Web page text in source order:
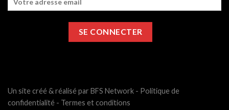
Un site créé & réalisé par BFS Network - Politique de
confidentialité - Termes et conditions